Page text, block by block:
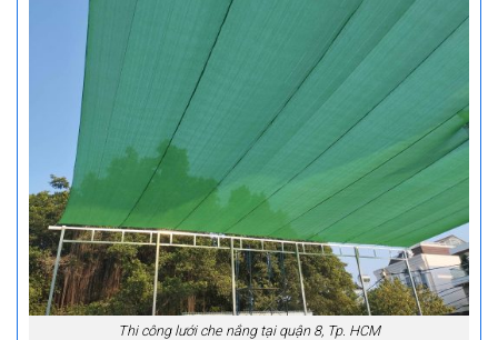
Thi công lưới che nắng tại quận 8, Tp. HCM